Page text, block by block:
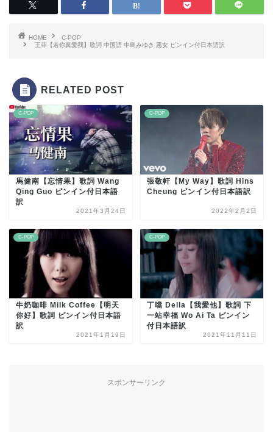
HOME
C-POP
王菲【若你真愛我】歌詞 中国語 中島みゆき 悪女 ピンイン付日本語訳
RELATED POST
C-POP
馬健南【忘情果】歌詞 Wang
Qing Guo ピンイン付日本語
訳
2021年3月24日
C-POP
張敬軒【My Way】歌詞 Hins
Cheung ピンイン付日本語訳
2022年2月2日
C-POP
牛奶咖啡 Milk Coffee【明天
你好】歌詞 ピンイン付日本語
訳
2021年1月19日
C-POP
丁噹 Della【我愛他】歌詞 下
一站幸福 Wo Ai Ta ピンイン
付日本語訳
2021年11月11日
スポンサーリンク